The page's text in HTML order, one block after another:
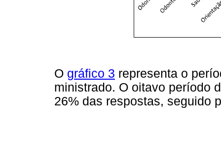
O gráfico 3 representa o
ministrado. O oitavo período
26% das respostas, seguido